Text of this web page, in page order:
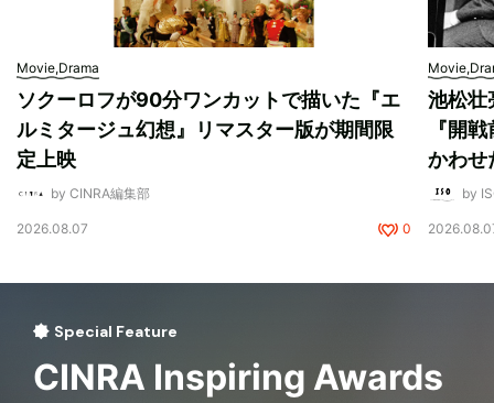
Movie,Drama
ソクーロフが90分ワンカットで描いた『エ
ルミタージュ幻想』リマスター版が期間限
定上映
by CINRA編集部
2026.08.07 0
池松壮
『開
かわせ
by
Special Feature
CINRA Inspiring Awards